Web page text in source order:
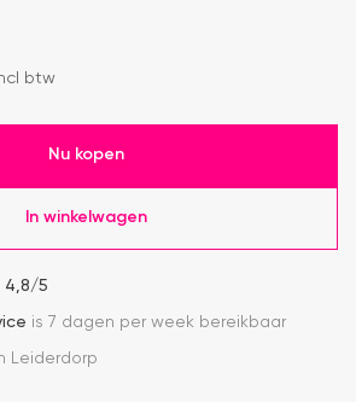
btw
Nu kopen
In winkelwagen
4,8/5
is 7 dagen per week bereikbaar
Leiderdorp